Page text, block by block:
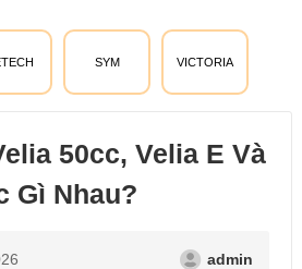
SYM VICTORIA
50cc, Velia E Và
Gì Nhau?
admin